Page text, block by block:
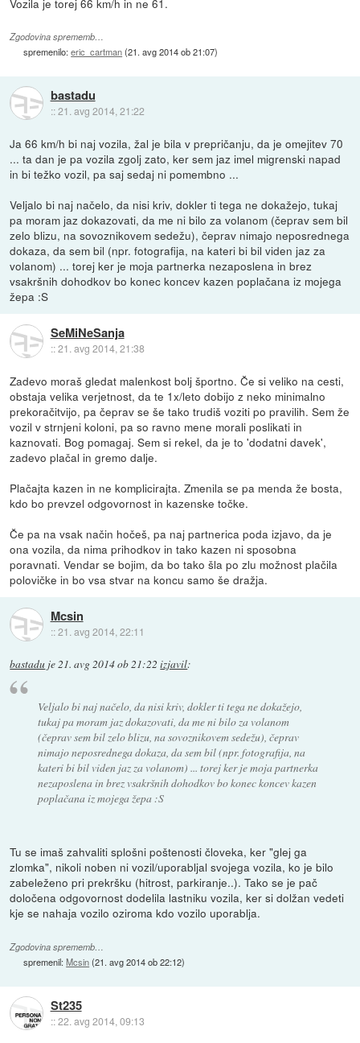
Zgodovina sprememb…
spremenilo:eric_cartman(21. avg 2014 ob 21:07)
bastadu
::21. avg 2014, 21:22
Ja 66 km/h bi naj vozila, žal je bila v prepričanju, da je omejitev 70
... ta dan je pa vozila zgolj zato, ker sem jaz imel migrenski napad
in bi težko vozil, pa saj sedaj ni pomembno ...
Veljalo bi naj načelo, da nisi kriv, dokler ti tega ne dokažejo, tukaj
pa moram jaz dokazovati, da me ni bilo za volanom (čeprav sem bil
zelo blizu, na sovoznikovem sedežu), čeprav nimajo neposrednega
dokaza, da sem bil (npr. fotografija, na kateri bi bil viden jaz za
volanom) ... torej ker je moja partnerka nezaposlena in brez
vsakršnih dohodkov bo konec koncev kazen poplačana iz mojega
žepa :S
SeMiNeSanja
::21. avg 2014, 21:38
Zadevo moraš gledat malenkost bolj športno. Če si veliko na cesti,
obstaja velika verjetnost, da te 1x/leto dobijo z neko minimalno
prekoračitvijo, pa čeprav se še tako trudiš voziti po pravilih. Sem že
vozil v strnjeni koloni, pa so ravno mene morali poslikati in
kaznovati. Bog pomagaj. Sem si rekel, da je to 'dodatni davek',
zadevo plačal in gremo dalje.
Plačajta kazen in ne komplicirajta. Zmenila se pa menda že bosta,
kdo bo prevzel odgovornost in kazenske točke.
Če pa na vsak način hočeš, pa naj partnerica poda izjavo, da je
ona vozila, da nima prihodkov in tako kazen ni sposobna
poravnati. Vendar se bojim, da bo tako šla po zlu možnost plačila
polovičke in bo vsa stvar na koncu samo še dražja.
Mcsin
::21. avg 2014, 22:11
bastadu je21. avg 2014 ob 21:22 izjavil:
Veljalo bi naj načelo, da nisi kriv, dokler ti tega ne dokažejo,
tukaj pa moram jaz dokazovati, da me ni bilo za volanom
(čeprav sem bil zelo blizu, na sovoznikovem sedežu), čeprav
nimajo neposrednega dokaza, da sem bil (npr. fotografija, na
kateri bi bil viden jaz za volanom) ... torej ker je moja partnerka
nezaposlena in brez vsakršnih dohodkov bo konec koncev kazen
poplačana iz mojega žepa :S
Tu se imaš zahvaliti splošni poštenosti človeka, ker "glej ga
zlomka", nikoli noben ni vozil/uporabljal svojega vozila, ko je bilo
zabeleženo pri prekršku (hitrost, parkiranje..). Tako se je pač
določena odgovornost dodelila lastniku vozila, ker si dolžan vedeti
kje se nahaja vozilo oziroma kdo vozilo uporablja.
Zgodovina sprememb…
spremenil:Mcsin(21. avg 2014 ob 22:12)
St235
::22. avg 2014, 09:13